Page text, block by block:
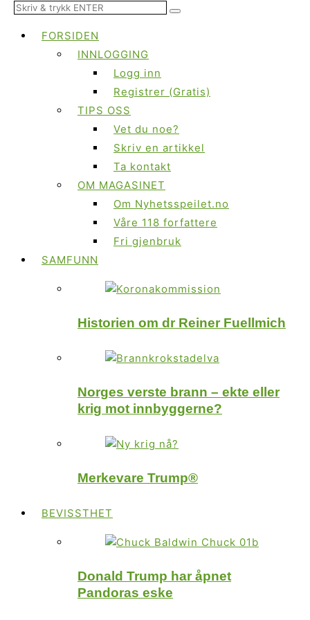
FORSIDEN
INNLOGGING
Logg inn
Registrer (Gratis)
TIPS OSS
Vet du noe?
Skriv en artikkel
Ta kontakt
OM MAGASINET
Om Nyhetsspeilet.no
Våre 118 forfattere
Fri gjenbruk
SAMFUNN
Historien om dr Reiner Fuellmich
Norges verste brann – ekte eller
krig mot innbyggerne?
Merkevare Trump®
BEVISSTHET
Donald Trump har åpnet
Pandoras eske